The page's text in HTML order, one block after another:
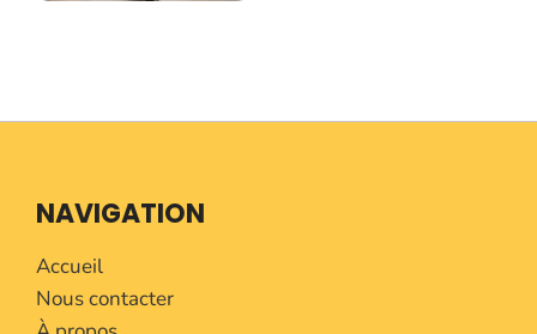
NAVIGATION
Accueil
Nous contacter